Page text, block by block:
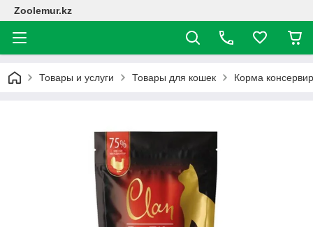
Zoolemur.kz
Товары и услуги Товары для кошек Корма